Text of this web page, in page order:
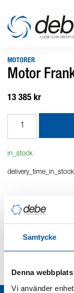
Samtycke
Denna
Vi använder
MOTORER
Motor
13 385 kr
in_stock
delivery_time_in_stock
Kurvor
Teknisk